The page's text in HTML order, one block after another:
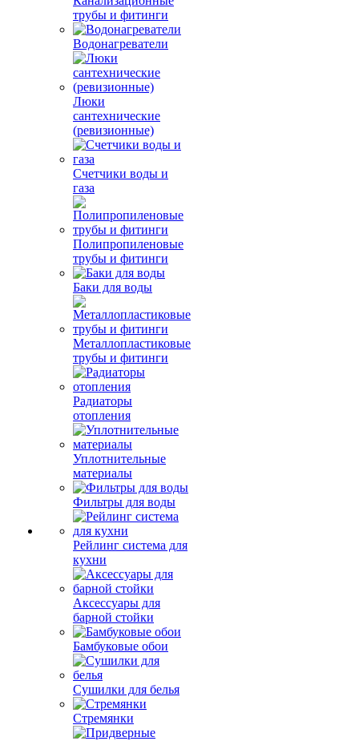
трубы и фитинги
Водонагреватели
Люки
сантехнические
(ревизионные)
Счетчики воды и
газа
Полипропиленовые
трубы и фитинги
Баки для воды
Металлопластиковые
трубы и фитинги
Радиаторы
отопления
Уплотнительные
материалы
Фильтры для воды
Рейлинг система для
кухни
Аксессуары для
барной стойки
Бамбуковые обои
Сушилки для белья
Стремянки